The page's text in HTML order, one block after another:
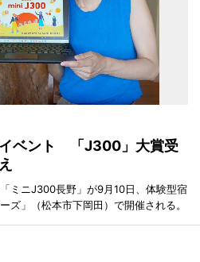
ベント 「J300」大賞受
ミニJ300長野」が9月10日、体験型宿
ズ」（松本市下岡田）で開催される。